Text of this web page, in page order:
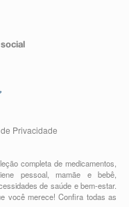
Privacidade
completa demedicamentos
pessoal,mamãe e bebê
de saúde e bem-estar.
você merece!Confira todas as